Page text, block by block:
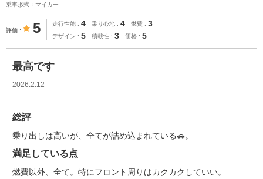
乗車形式：マイカー
評価 5 走行性能 4 乗り心地 4 燃費 3
デザイン 5 積載性 3 価格 5
最高です
2026.2.12
総評
乗り出しは高いが、全てが詰め込まれている🚗。
満足している点
燃費以外、全て。特にフロント周りはカクカクしていい。